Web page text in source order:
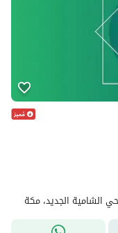
الشامية الجديد، مكة